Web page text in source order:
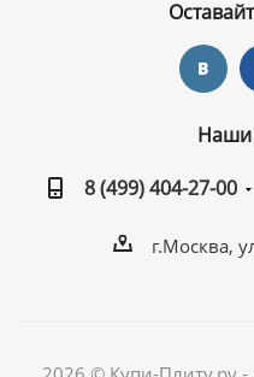
Наши
8 (499) 404-27-00
г.Москва,